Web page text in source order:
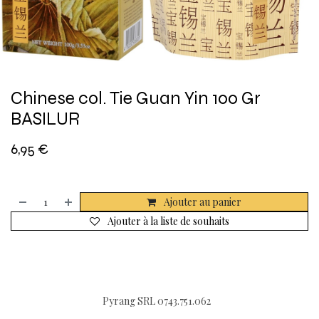
Chinese col. Tie Guan Yin 100 Gr
BASILUR
6,95 €
Ajouter au panier
Ajouter à la liste de souhaits
Pyrang SRL 0743.751.062